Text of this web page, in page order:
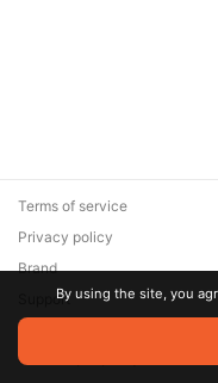
© 2026 Zaya Solutions
are the property of their
Terms of service
Privacy policy
Brand
SupportBy using the site, you